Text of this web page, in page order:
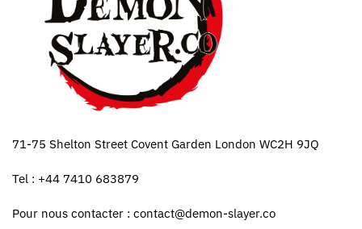
71-75 Shelton Street Covent Garden London WC2H 9JQ
Tel : +44 7410 683879
Pour nous contacter : contact@demon-slayer.co